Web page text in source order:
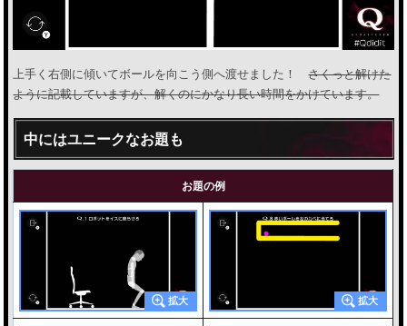
上手く右側に傾いてボールを向こう側へ渡せました！さくっと解けた
ように記載していますが、解くのにかなり長い時間をかけています。
中にはユニークなお題も
お題の例